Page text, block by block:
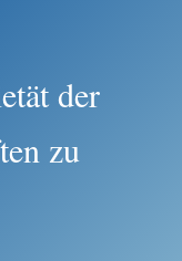
der
zu